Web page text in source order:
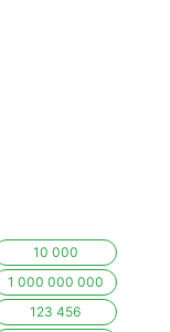
10 000
1 000 000 000
123 456